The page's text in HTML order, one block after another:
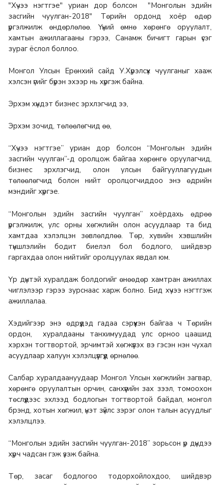
"Хүчээ нэгтгэе" уриан дор болсон "Монголын эдийн
засгийн чуулган-2018" Төрийн ордонд хоёр өдөр
үргэлжилж өндөрлөлөө. Үүний өмнө хөрөнгө оруулалт,
хамтын ажиллагааны гэрээ, Санамж бичигт гарын үсэг
зураг ёслол боллоо.
Монгол Улсын Ерөнхий сайд У.Хүрэлсүх чуулганыг хааж
хэлсэн үгийг бүрэн эхээр нь хүргэж байна.
Эрхэм хүндэт бизнес эрхлэгчид ээ,
Эрхэм зочид, төлөөлөгчид өө,
“Хүчээ нэгтгэе” уриан дор болсон “Монголын эдийн
засгийн чуулган”-д оролцож байгаа хөрөнгө оруулагчид,
бизнес эрхлэгчид, олон улсын байгууллагуудын
төлөөлөгчид болон нийт оролцогчиддоо энэ өдрийн
мэндийг хүргэе.
“Монголын эдийн засгийн чуулган” хоёрдахь өдрөө
үргэлжилж, улс орны хөгжлийн олон асуудлаар та бид
хамтдаа хэлэлцэн зөвлөлдлөө. Төр, хувийн хэвшлийн
түншлэлийн бодит биелэл бол бодлого, шийдвэр
гаргахдаа олон нийтийг оролцуулах явдал юм.
Үр дүнтэй хуралдаж болдогийг өнөөдөр хамтран ажиллах
чиглэлээр гэрээ зурснаас харж болно. Бид хүчээ нэгтгэж
ажиллалаа.
Хэдийгээр энэ өдрүүдэд гадаа сэрүүхэн байгаа ч Төрийн
ордон, хуралдааны танхимуудад улс орноо цаашид
хэрхэн тогтвортой, эрчимтэй хөгжүүлэх вэ гэсэн нэн чухал
асуудлаар халуун хэлэлцүүлгүүд өрнөлөө.
Салбар хуралдаануудаар Монгол Улсын хөгжлийн загвар,
хөрөнгө оруулалтын орчин, санхүүгийн зах зээл, томоохон
төслүүдээс эхлээд бодлогын тогтвортой байдал, монгол
брэнд, хотын хөгжил, үнэт зүйлс зэрэг олон талын асуудлыг
хэлэлцлээ.
“Монголын эдийн засгийн чуулган-2018” зорьсон үр дүндээ
хүрч чадсан гэж үзэж байна.
Төр, засаг бодлогоо тодорхойлохдоо, шийдвэр